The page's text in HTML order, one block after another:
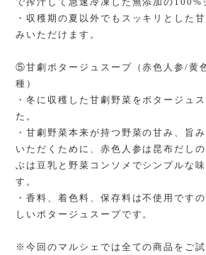
・収穫期の夏以外でもスッキリとした
みいただけます。
⑤甘劇ポタージュスープ（赤色人参/黄
種）
・冬に収穫した甘劇野菜をポタージュ
た。
・甘劇野菜本来が持つ野菜の甘み、旨
いただくために、赤色人参は昆布だし
ぶは豆乳と野菜コンソメでシンプルな
す。
・香料、着色料、保存料は不使用です
しいポタージュスープです。
※今回のマルシェでは全ての商品をご